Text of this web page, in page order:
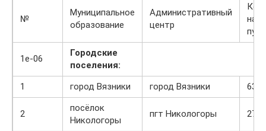
№
Муниципальное
образование
Административный
центр
1e-06
Городские
поселения:
1
город Вязники город Вязники 63
2
посёлок
Никологоры
пгт Никологоры 27